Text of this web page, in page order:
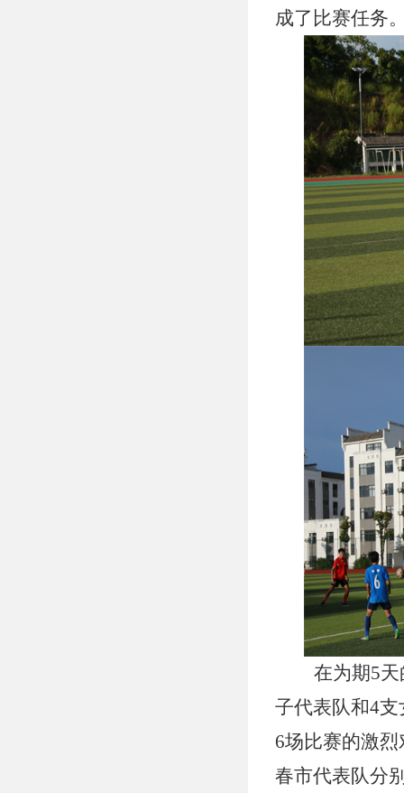
成了比赛任务
在为期5
子代表队和4
6场比赛的激
春市代表队分